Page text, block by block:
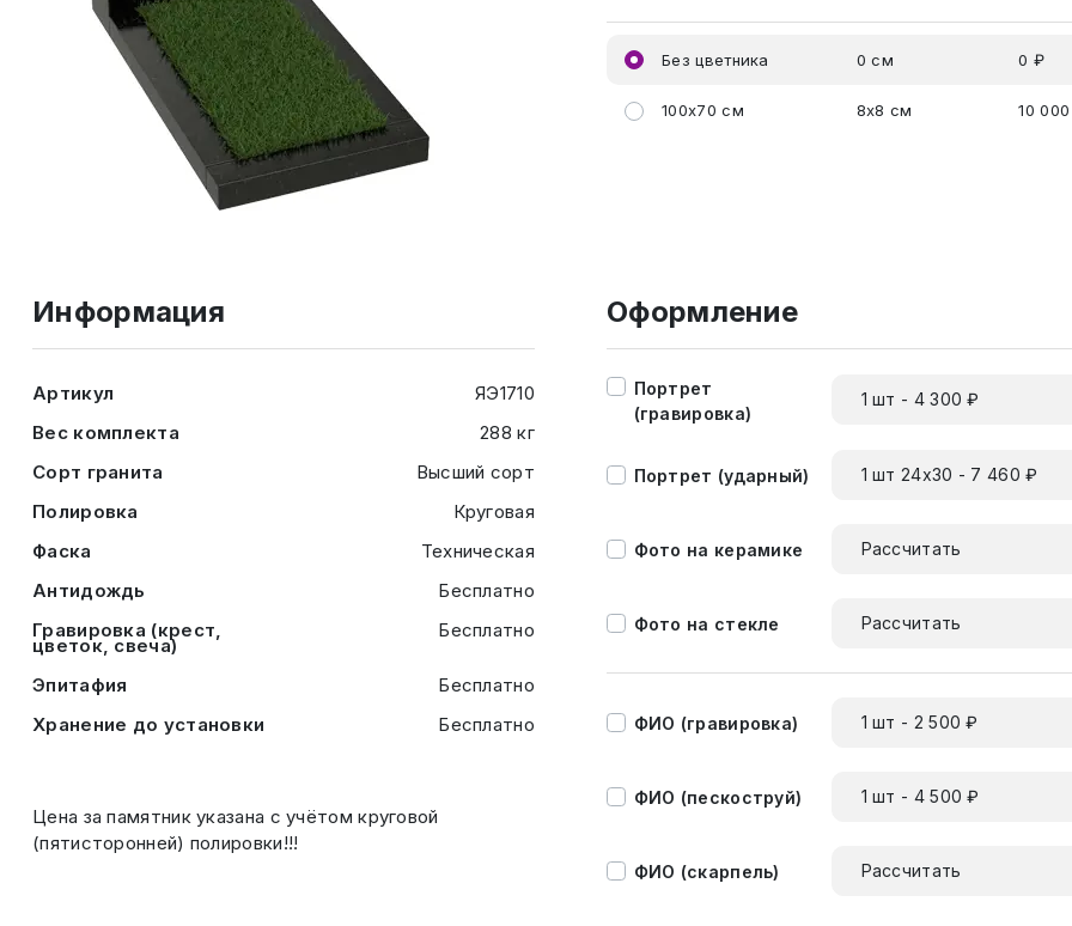
Без цветника 0 см 0 ₽
100x70 см 8x8 см 10
Информация
Артикул
ЯЭ1710
Вес комплекта
288 кг
Сорт гранита
Высший сорт
Полировка
Круговая
Фаска
Техническая
Антидождь
Бесплатно
Гравировка (крест,
цветок, свеча)
Бесплатно
Эпитафия
Бесплатно
Хранение до установки
Бесплатно
Цена за памятник указана с учётом круговой
(пятисторонней) полировки!!!
Оформление
Портрет
(гравировка)
1 шт - 4 300 ₽
Портрет (ударный) 1 шт 24х30 - 7 460 ₽
Фото на керамике Рассчитать
Фото на стекле Рассчитать
ФИО (гравировка) 1 шт - 2 500 ₽
ФИО (пескоструй) 1 шт - 4 500 ₽
ФИО (скарпель) Рассчитать